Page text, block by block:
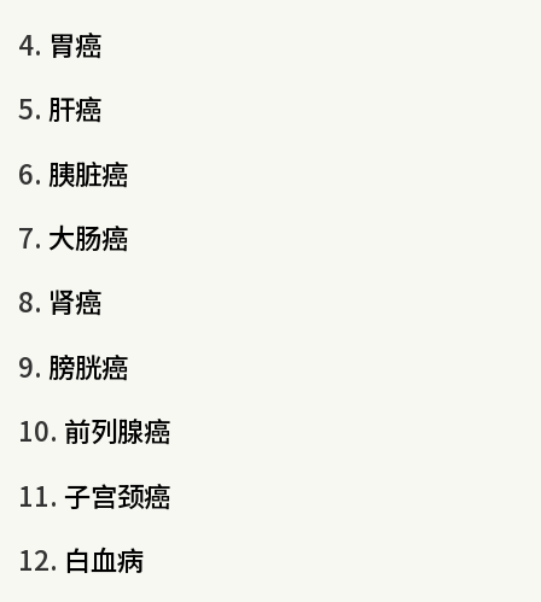
4. 胃癌
5. 肝癌
6. 胰脏癌
7. 大肠癌
8. 肾癌
9. 膀胱癌
10. 前列腺癌
11. 子宫颈癌
12. 白血病